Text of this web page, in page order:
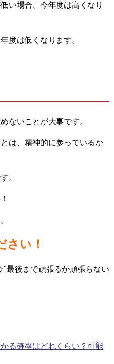
い場合、今年度は高くなり
度は低くなります。
ないことが大事です。
は、精神的に参っているか
。
さい！
最後まで頑張るか頑張らない
る確率はどれくらい？可能